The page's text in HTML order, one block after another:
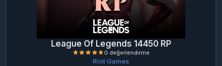
League Of Legends 14450 RP
Riot Games